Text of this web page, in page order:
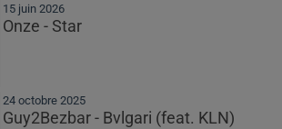
15 juin 2026
Onze - Star
24 octobre 2025
Guy2Bezbar - Bvlgari (feat. KLN)